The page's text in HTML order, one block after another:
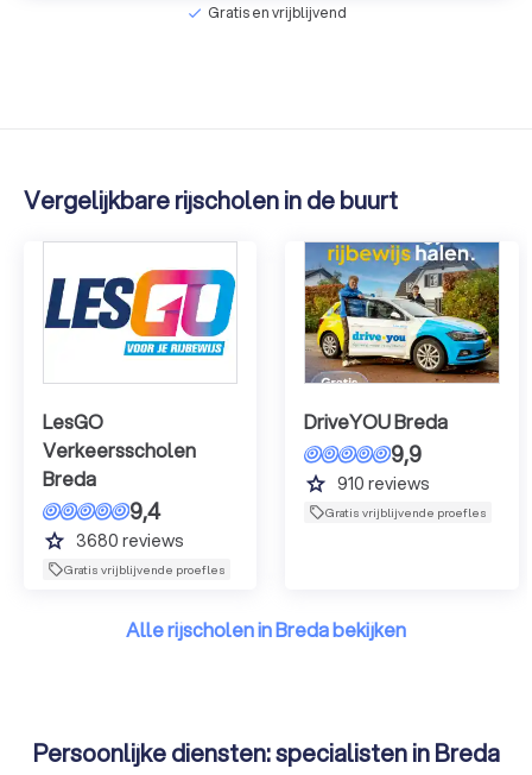
check Gratis en vrijblijvend
Vergelijkbare rijscholen in de buurt
LesGO
Verkeersscholen
Breda
9,4
grade 3680 reviews
Gratis vrijblijvende proefles
DriveYOU Breda
9,9
grade 910 reviews
Gratis vrijblijvende proefles
Alle rijscholen in Breda bekijken
Persoonlijke diensten: specialisten in Breda